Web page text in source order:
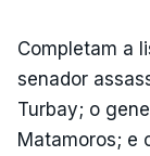
Completam a
senador
Turbay; o
Matamoros; e